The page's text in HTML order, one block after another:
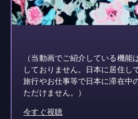
（当動画でご紹介している機能
しておりません。日本に居住し
旅行やお仕事等で日本に滞在中
ただけません。）
今すぐ視聴